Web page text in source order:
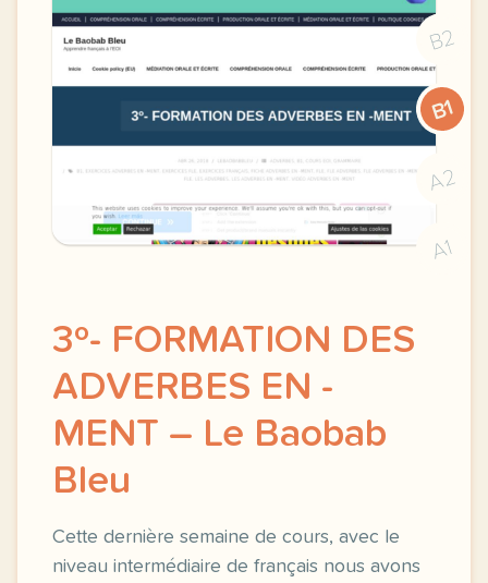
B2
B1
A2
A1
3º- FORMATION DES
ADVERBES EN -
MENT – Le Baobab
Bleu
Cette dernière semaine de cours, avec le
niveau intermédiaire de français nous avons